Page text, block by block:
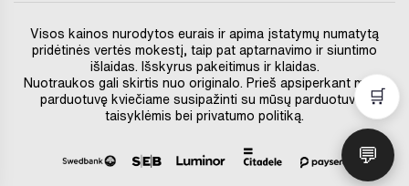
Visos kainos nurodytos eurais ir apima įstatymų numatytą
pridėtinės vertės mokestį, taip pat aptarnavimo ir siuntimo
išlaidas. Išskyrus pakeitimus ir klaidas.
Nuotraukos gali skirtis nuo originalo. Prieš apsiperkant mūsų
parduotuvę kviečiame susipažinti su mūsų parduotuvės
taisyklėmis bei privatumo politiką.
🛒
💬